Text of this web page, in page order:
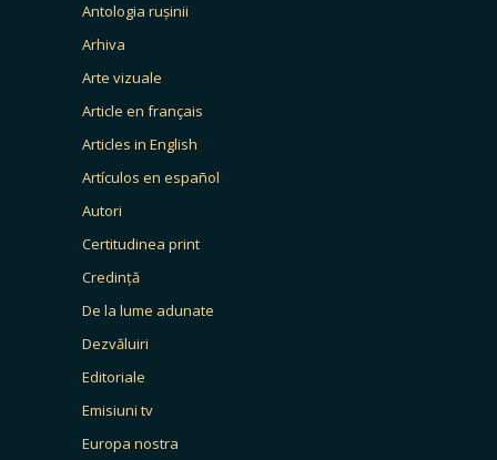
Antologia rușinii
Arhiva
Arte vizuale
Article en français
Articles in English
Artículos en español
Autori
Certitudinea print
Credință
De la lume adunate
Dezvăluiri
Editoriale
Emisiuni tv
Europa nostra